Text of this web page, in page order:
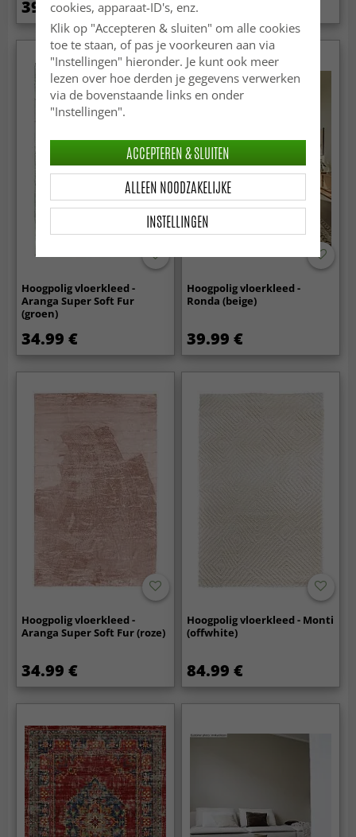
39.99 € 14.99 €
Hoogpolig vloerkleed -
Aranga Super Soft Fur
(groen)
34.99 €
Hoogpolig vloerkleed -
Ronda (beige)
39.99 €
Hoogpolig vloerkleed -
Aranga Super Soft Fur (roze)
34.99 €
Hoogpolig vloerkleed - Monti
(offwhite)
84.99 €
cookies, apparaat-ID's, enz.
Klik op "Accepteren & sluiten" om alle cookies
toe te staan, of pas je voorkeuren aan via
"Instellingen" hieronder. Je kunt ook meer
lezen over hoe derden je gegevens verwerken
via de bovenstaande links en onder
"Instellingen".
INSTELLINGEN
ALLEEN NOODZAKELIJKE
ACCEPTEREN & SLUITEN